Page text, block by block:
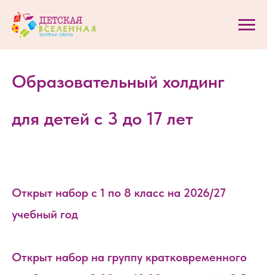
Образовательный холдинг
для детей с 3 до 17 лет
Открыт набор с 1 по 8 класс на 2026/27
учебный год
Открыт набор на группу кратковременного